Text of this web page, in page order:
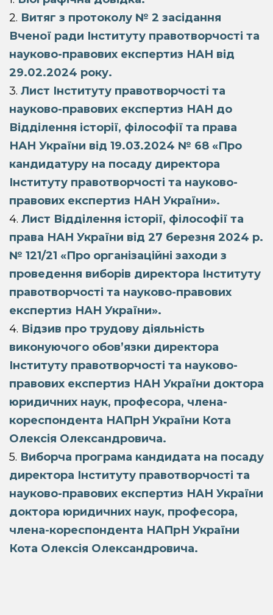
2. Витяг з протоколу № 2 засідання
Вченої ради Інституту правотворчості та
науково-правових експертиз НАН від
29.02.2024 року.
3. Лист Інституту правотворчості та
науково-правових експертиз НАН до
Відділення історії, філософії та права
НАН України від 19.03.2024 № 68 «Про
кандидатуру на посаду директора
Інституту правотворчості та науково-
правових експертиз НАН України».
4. Лист Відділення історії, філософії та
права НАН України від 27 березня 2024 р.
№ 121/21 «Про організаційні заходи з
проведення виборів директора Інституту
правотворчості та науково-правових
експертиз НАН України».
4. Відзив про трудову діяльність
виконуючого обов’язки директора
Інституту правотворчості та науково-
правових експертиз НАН України доктора
юридичних наук, професора, члена-
кореспондента НАПрН України Кота
Олексія Олександровича.
5. Виборча програма кандидата на посаду
директора Інституту правотворчості та
науково-правових експертиз НАН України
доктора юридичних наук, професора,
члена-кореспондента НАПрН України
Кота Олексія Олександровича.